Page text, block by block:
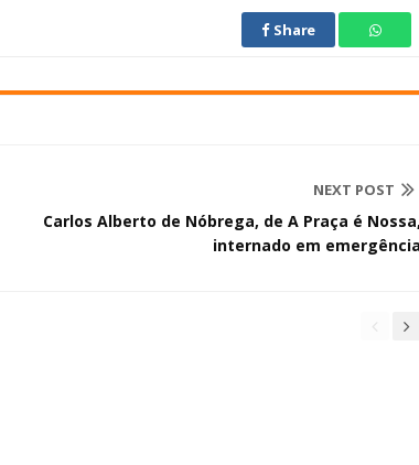
Share
NEXT POST
Carlos Alberto de Nóbrega, de A Praça é
internado em